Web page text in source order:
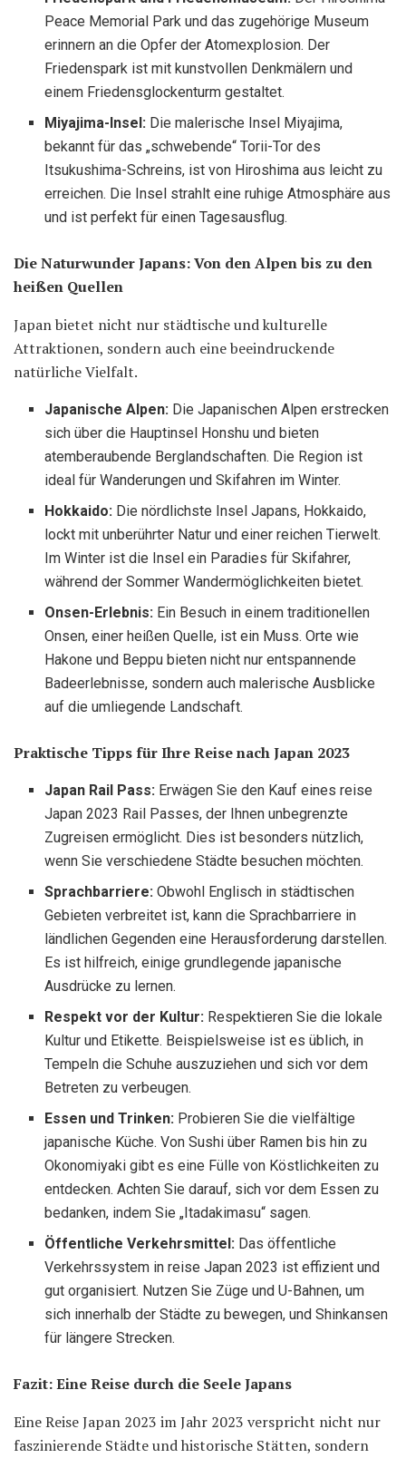
Peace Memorial Park und das zugehörige Museum
erinnern an die Opfer der Atomexplosion. Der
Friedenspark ist mit kunstvollen Denkmälern und
einem Friedensglockenturm gestaltet.
Miyajima-Insel: Die malerische Insel Miyajima,
bekannt für das „schwebende“ Torii-Tor des
Itsukushima-Schreins, ist von Hiroshima aus leicht zu
erreichen. Die Insel strahlt eine ruhige Atmosphäre aus
und ist perfekt für einen Tagesausflug.
Die Naturwunder Japans: Von den Alpen bis zu den
heißen Quellen
Japan bietet nicht nur städtische und kulturelle
Attraktionen, sondern auch eine beeindruckende
natürliche Vielfalt.
Japanische Alpen: Die Japanischen Alpen erstrecken
sich über die Hauptinsel Honshu und bieten
atemberaubende Berglandschaften. Die Region ist
ideal für Wanderungen und Skifahren im Winter.
Hokkaido: Die nördlichste Insel Japans, Hokkaido,
lockt mit unberührter Natur und einer reichen Tierwelt.
Im Winter ist die Insel ein Paradies für Skifahrer,
während der Sommer Wandermöglichkeiten bietet.
Onsen-Erlebnis: Ein Besuch in einem traditionellen
Onsen, einer heißen Quelle, ist ein Muss. Orte wie
Hakone und Beppu bieten nicht nur entspannende
Badeerlebnisse, sondern auch malerische Ausblicke
auf die umliegende Landschaft.
Praktische Tipps für Ihre Reise nach Japan 2023
Japan Rail Pass: Erwägen Sie den Kauf eines reise
Japan 2023 Rail Passes, der Ihnen unbegrenzte
Zugreisen ermöglicht. Dies ist besonders nützlich,
wenn Sie verschiedene Städte besuchen möchten.
Sprachbarriere: Obwohl Englisch in städtischen
Gebieten verbreitet ist, kann die Sprachbarriere in
ländlichen Gegenden eine Herausforderung darstellen.
Es ist hilfreich, einige grundlegende japanische
Ausdrücke zu lernen.
Respekt vor der Kultur: Respektieren Sie die lokale
Kultur und Etikette. Beispielsweise ist es üblich, in
Tempeln die Schuhe auszuziehen und sich vor dem
Betreten zu verbeugen.
Essen und Trinken: Probieren Sie die vielfältige
japanische Küche. Von Sushi über Ramen bis hin zu
Okonomiyaki gibt es eine Fülle von Köstlichkeiten zu
entdecken. Achten Sie darauf, sich vor dem Essen zu
bedanken, indem Sie „Itadakimasu“ sagen.
Öffentliche Verkehrsmittel: Das öffentliche
Verkehrssystem in reise Japan 2023 ist effizient und
gut organisiert. Nutzen Sie Züge und U-Bahnen, um
sich innerhalb der Städte zu bewegen, und Shinkansen
für längere Strecken.
Fazit: Eine Reise durch die Seele Japans
Eine Reise Japan 2023 im Jahr 2023 verspricht nicht nur
faszinierende Städte und historische Stätten, sondern